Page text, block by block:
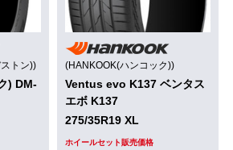
トン))
) DM-
(HANKOOK(ハンコック))
Ventus evo K137 ベンタス
エボ K137
275/35R19 XL
ホイールセット販売価格